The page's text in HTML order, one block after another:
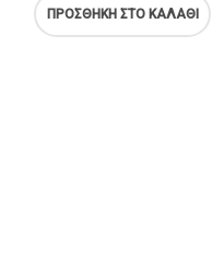
ΠΡΟΣΘΉΚΗ ΣΤΟ ΚΑΛΆΘΙ